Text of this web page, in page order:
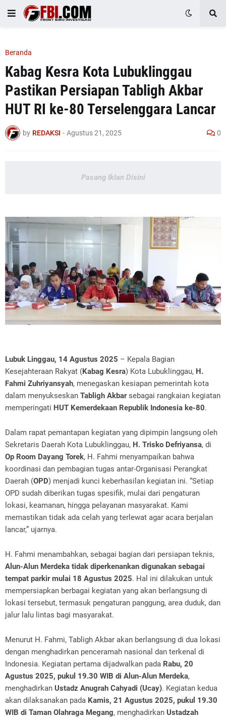
Beranda
Kabag Kesra Kota Lubuklinggau
Pastikan Persiapan Tabligh Akbar
HUT RI ke-80 Terselenggara Lancar
by REDAKSI - Agustus 21, 2025 0
Pasang Iklan Disini
Lubuk Linggau, 14 Agustus 2025 – Kepala Bagian
Kesejahteraan Rakyat (Kabag Kesra) Kota Lubuklinggau, H.
Fahmi Zuhriyansyah, menegaskan kesiapan pemerintah kota
dalam menyukseskan Tabligh Akbarsebagai rangkaian kegiatan
memperingati HUT Kemerdekaan Republik Indonesia ke-80.
Dalam rapat pemantapan kegiatan yang dipimpin langsung oleh
Sekretaris Daerah Kota Lubuklinggau, H. Trisko Defriyansa, di
Op Room Dayang Torek, H. Fahmi menyampaikan bahwa
koordinasi dan pembagian tugas antar-Organisasi Perangkat
Daerah (OPD) menjadi kunci keberhasilan kegiatan ini. “Setiap
OPD sudah diberikan tugas spesifik, mulai dari pengaturan
lokasi, keamanan, hingga pelayanan masyarakat. Kami
memastikan tidak ada celah yang terlewat agar acara berjalan
lancar,” ujarnya.
H. Fahmi menambahkan, sebagai bagian dari persiapan teknis,
Alun-Alun Merdeka tidak diperkenankan digunakan sebagai
tempat parkir mulai 18 Agustus 2025. Hal ini dilakukan untuk
mempersiapkan berbagai kegiatan yang akan berlangsung di
lokasi tersebut, termasuk pengaturan panggung, area duduk, dan
jalur lalu lintas bagi masyarakat.
Menurut H. Fahmi, Tabligh Akbar akan berlangsung di dua lokasi
dengan menghadirkan penceramah nasional dan terkenal di
Indonesia. Kegiatan pertama dijadwalkan pada Rabu, 20
Agustus 2025, pukul 19.30 WIB di Alun-Alun Merdeka,
menghadirkan Ustadz Anugrah Cahyadi (Ucay). Kegiatan kedua
akan dilaksanakan pada Kamis, 21 Agustus 2025, pukul 19.30
WIB di Taman Olahraga Megang, menghadirkan Ustadzah